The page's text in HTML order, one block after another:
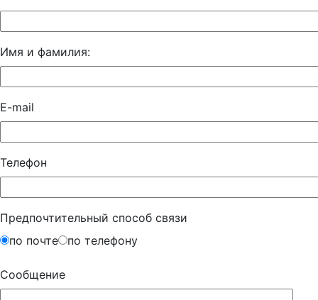
Имя и фамилия:
E-mail
Телефон
Предпочтительный способ связи
по почте
по телефону
Сообщение